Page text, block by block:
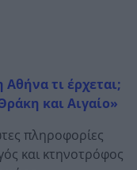
τι έρχεται;
και Αιγαίο»
πληροφορίες
και κτηνοτρόφος